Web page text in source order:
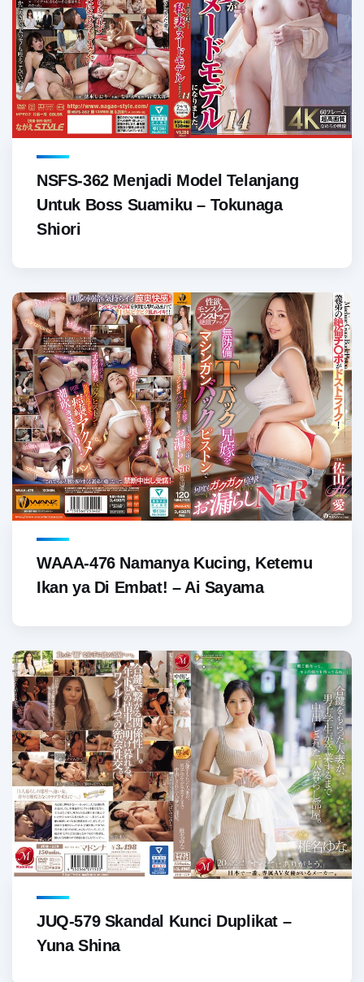
NSFS-362 Menjadi Model Telanjang
Untuk Boss Suamiku – Tokunaga
Shiori
WAAA-476 Namanya Kucing, Ketemu
Ikan ya Di Embat! – Ai Sayama
JUQ-579 Skandal Kunci Duplikat –
Yuna Shina